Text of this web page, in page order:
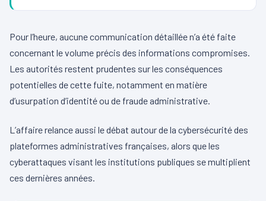
Pour l’heure, aucune communication détaillée n’a été faite
concernant le volume précis des informations compromises.
Les autorités restent prudentes sur les conséquences
potentielles de cette fuite, notamment en matière
d’usurpation d’identité ou de fraude administrative.
L’affaire relance aussi le débat autour de la cybersécurité des
plateformes administratives françaises, alors que les
cyberattaques visant les institutions publiques se multiplient
ces dernières années.